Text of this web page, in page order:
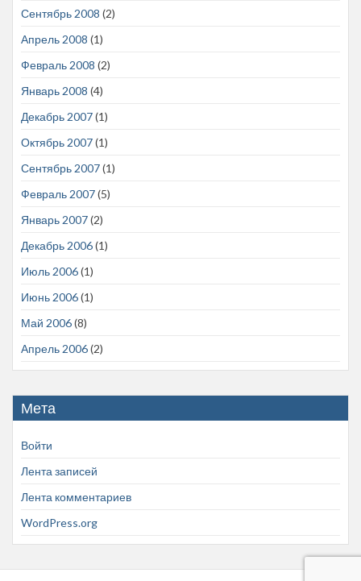
Сентябрь 2008 (2)
Апрель 2008 (1)
Февраль 2008 (2)
Январь 2008 (4)
Декабрь 2007(1)
Октябрь 2007(1)
Сентябрь 2007(1)
Февраль 2007(5)
Январь 2007(2)
Декабрь 2006(1)
Июль 2006(1)
Июнь 2006(1)
Май 2006(8)
Апрель 2006(2)
Мета
Войти
Лента записей
Лента комментариев
WordPress.org